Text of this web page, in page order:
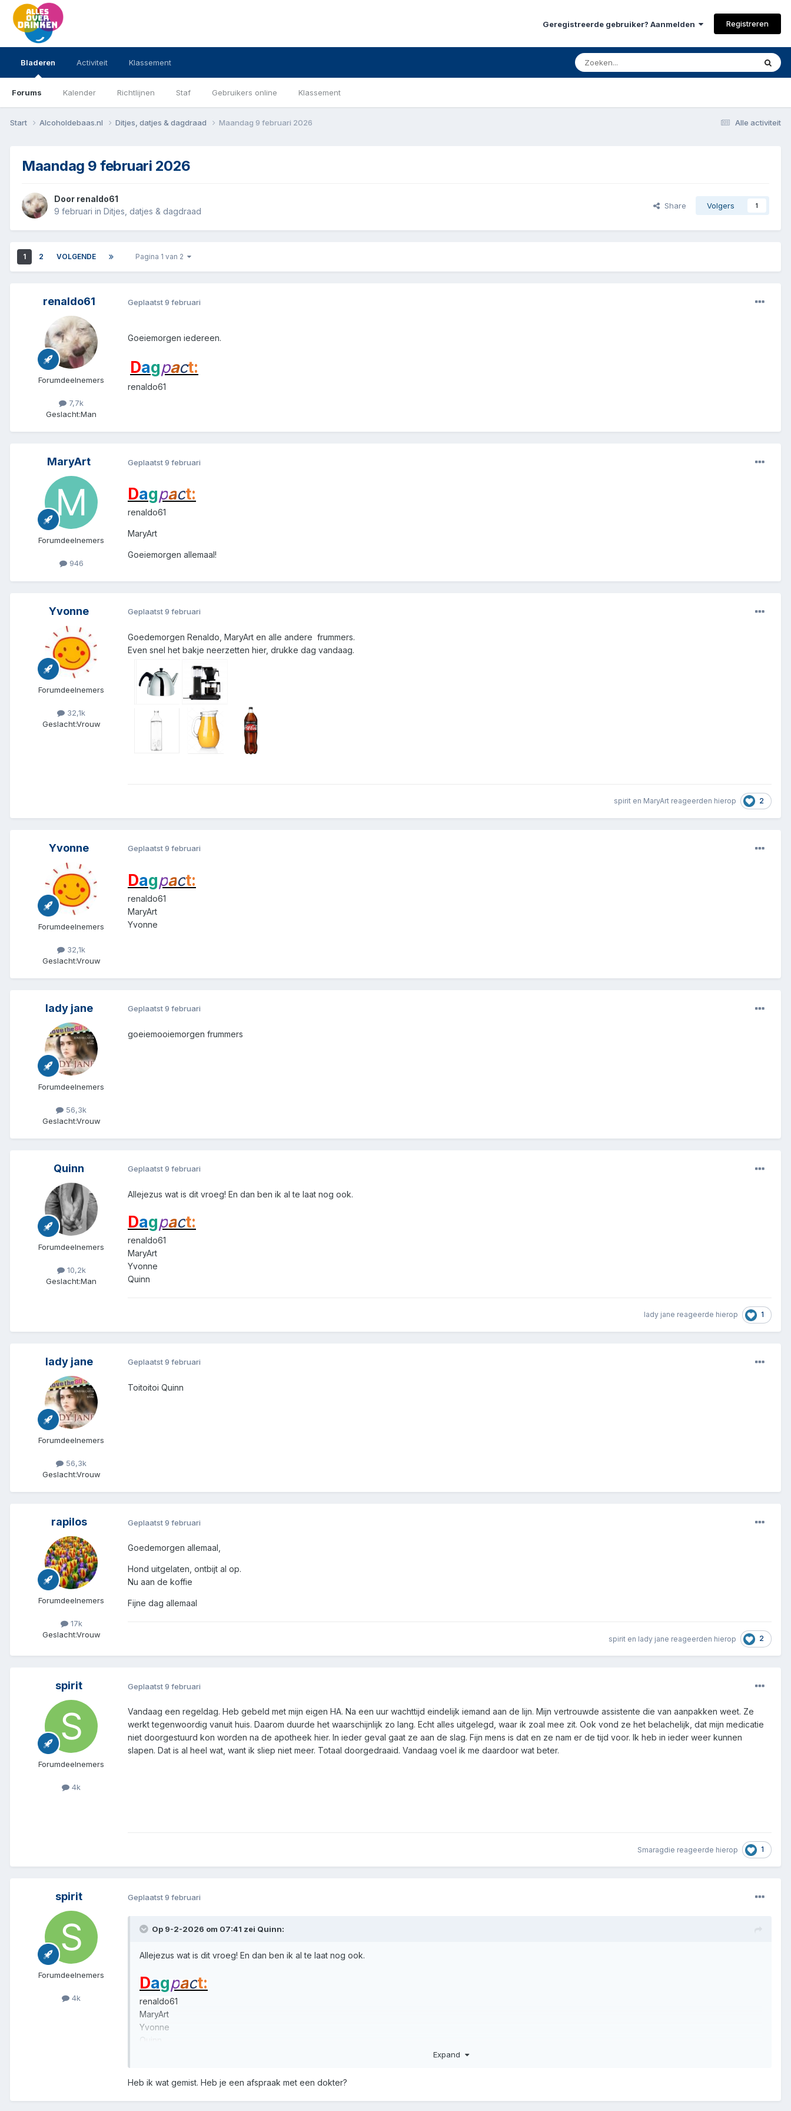
Geregistreerde gebruiker? Aanmelden Registreren
Bladeren
Forums Kalender Richtlijnen Staf Gebruikers online Klassement
Activiteit Klassement
Alle activiteit
Start Alcoholdebaas.nl Ditjes, datjes & dagdraad Maandag 9 februari 2026
Maandag 9 februari 2026
Door renaldo61
9 februari in Ditjes, datjes & dagdraad
Share Volgers 1
1 2 VOLGENDE Pagina 1 van 2
renaldo61
Forumdeelnemers
7,7k
Geslacht:Man
Geplaatst9 februari
Goeiemorgen iedereen.
Dagpact:
renaldo61
MaryArt
Forumdeelnemers
946
Geplaatst9 februari
Dagpact:
renaldo61
MaryArt
Goeiemorgen allemaal!
Yvonne
Forumdeelnemers
32,1k
Geslacht:Vrouw
Geplaatst9 februari
Goedemorgen Renaldo, MaryArt en alle andere frummers.
Even snel het bakje neerzetten hier, drukke dag vandaag.
spirit en MaryArt reageerden hierop 2
Yvonne
Forumdeelnemers
32,1k
Geslacht:Vrouw
Geplaatst9 februari
Dagpact:
renaldo61
MaryArt
Yvonne
lady jane
Forumdeelnemers
56,3k
Geslacht:Vrouw
Geplaatst9 februari
goeiemooiemorgen frummers
Quinn
Forumdeelnemers
10,2k
Geslacht:Man
Geplaatst9 februari
Allejezus wat is dit vroeg! En dan ben ik al te laat nog ook.
Dagpact:
renaldo61
MaryArt
Yvonne
Quinn
lady jane reageerde hierop 1
lady jane
Forumdeelnemers
56,3k
Geslacht:Vrouw
Geplaatst9 februari
Toitoitoi Quinn
rapilos
Forumdeelnemers
17k
Geslacht:Vrouw
Geplaatst9 februari
Goedemorgen allemaal,
Hond uitgelaten, ontbijt al op.
Nu aan de koffie
Fijne dag allemaal
spirit en lady jane reageerden hierop 2
spirit
Forumdeelnemers
4k
Geplaatst9 februari
Vandaag een regeldag. Heb gebeld met mijn eigen HA. Na een uur wachttijd eindelijk iemand aan de lijn. Mijn vertrouwde assistente die van aanpakken weet. Ze
werkt tegenwoordig vanuit huis. Daarom duurde het waarschijnlijk zo lang. Echt alles uitgelegd, waar ik zoal mee zit. Ook vond ze het belachelijk, dat mijn medicatie
niet doorgestuurd kon worden na de apotheek hier. In ieder geval gaat ze aan de slag. Fijn mens is dat en ze nam er de tijd voor. Ik heb in ieder weer kunnen
slapen. Dat is al heel wat, want ik sliep niet meer. Totaal doorgedraaid. Vandaag voel ik me daardoor wat beter.
Smaragdie reageerde hierop 1
spirit
Forumdeelnemers
4k
Geplaatst9 februari
Op 9-2-2026 om 07:41 zei Quinn:
Allejezus wat is dit vroeg! En dan ben ik al te laat nog ook.
Dagpact:
renaldo61
MaryArt
Yvonne
Quinn
Expand
Heb ik wat gemist. Heb je een afspraak met een dokter?